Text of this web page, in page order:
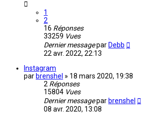
1
2
16 Réponses
33259 Vues
Dernier messagepar Debb
22 avr. 2022, 22:13
Instagram
par brenshel » 18 mars 2020, 19:38
2 Réponses
15804 Vues
Dernier messagepar brenshel
08 avr. 2020, 13:08